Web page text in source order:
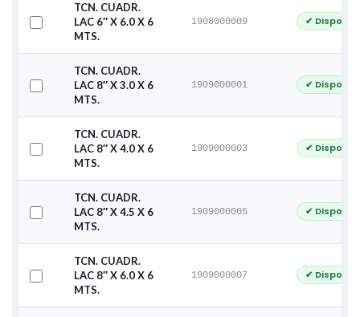
TCN. CUADR.
LAC 6″ X 6.0 X 6
MTS.
1908000009 ✔
TCN. CUADR.
LAC 8″ X 3.0 X 6
MTS.
1909000001 ✔
TCN. CUADR.
LAC 8″ X 4.0 X 6
MTS.
1909000003 ✔
TCN. CUADR.
LAC 8″ X 4.5 X 6
MTS.
1909000005 ✔
TCN. CUADR.
LAC 8″ X 6.0 X 6
MTS.
1909000007 ✔